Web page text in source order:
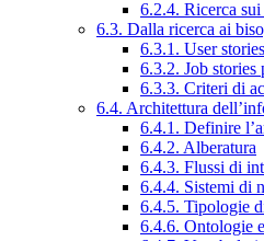
6.2.4. Ricerca
6.3. Dalla ricerca ai
6.3.1. User
6.3.2. Job stories
6.3.3. Criteri di
6.4. Architettura
6.4.1. Definire
6.4.2. Alberatura
6.4.3. Flussi di
6.4.4. Sistemi di
6.4.5. Tipologie
6.4.6. Ontologie